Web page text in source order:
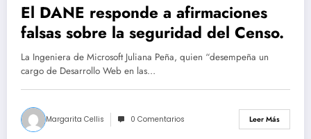
El DANE responde a afirmaciones
falsas sobre la seguridad del Censo.
La Ingeniera de Microsoft Juliana Peña, quien “desempeña un
cargo de Desarrollo Web en las…
Margarita Cellis 0 Comentarios Leer Más